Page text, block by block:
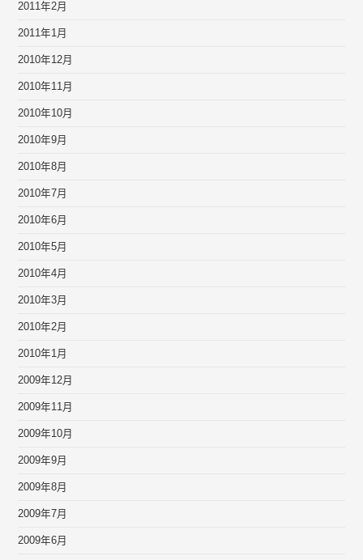
2011年2月
2011年1月
2010年12月
2010年11月
2010年10月
2010年9月
2010年8月
2010年7月
2010年6月
2010年5月
2010年4月
2010年3月
2010年2月
2010年1月
2009年12月
2009年11月
2009年10月
2009年9月
2009年8月
2009年7月
2009年6月